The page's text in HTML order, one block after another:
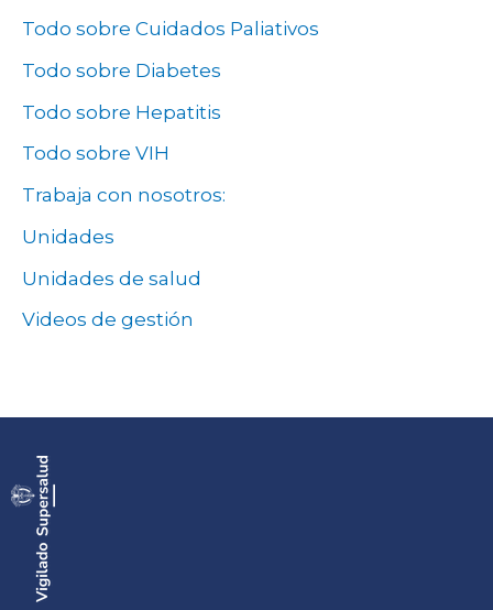
Todo sobre Cuidados Paliativos
Todo sobre Diabetes
Todo sobre Hepatitis
Todo sobre VIH
Trabaja con nosotros:
Unidades
Unidades de salud
Videos de gestión